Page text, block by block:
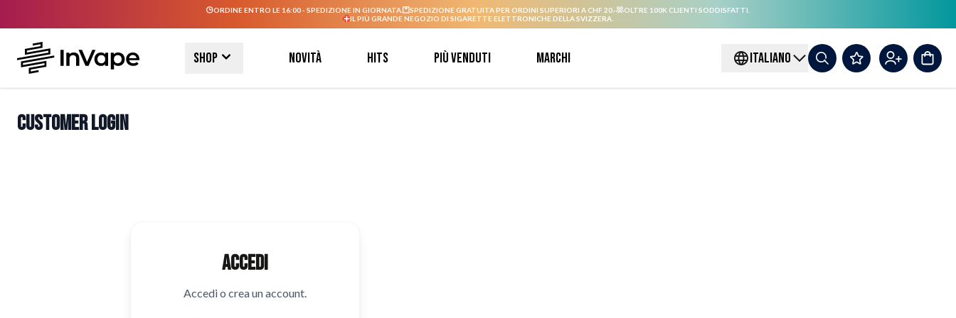
ORDINE ENTRO LE 16:00 - SPEDIZIONE IN GIORNATA. SPEDIZIONE GRATUITA PER ORDINI SUPERIORI A CHF 20.-
OLTRE 100K CLIENTI SODDISFATTI.
IL PIÙ GRANDE NEGOZIO DI SIGARETTE ELETTRONICHE DELLA SVIZZERA.
Shop Novità Hits Più venduti Marchi ITALIANO
Customer Login
Accedi
Accedi o crea un account.